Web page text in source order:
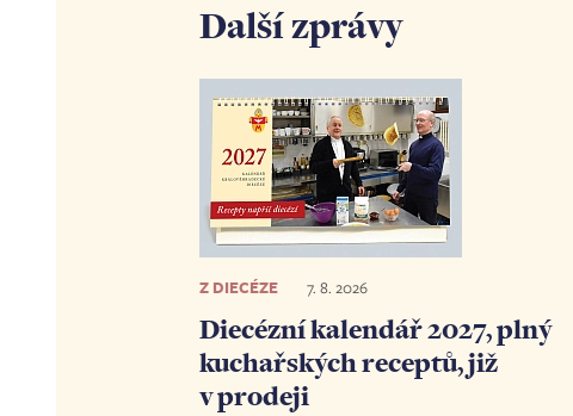
Další zprávy
Z DIECÉZE 7. 8. 2026
Diecézní kalendář 2027, plný
kuchařských receptů, již
v prodeji